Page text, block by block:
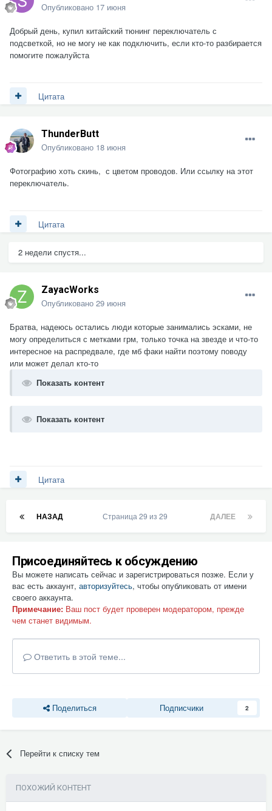
Опубликовано 17 июня
Добрый день, купил китайский тюнинг переключатель с
подсветкой, но не могу не как подключить, если кто-то разбирается
помогите пожалуйста
Цитата
ThunderButt
Опубликовано 18 июня
Фотографию хоть скинь, с цветом проводов. Или ссылку на этот
переключатель.
Цитата
2 недели спустя...
ZayacWorks
Опубликовано 29 июня
Братва, надеюсь остались люди которые занимались эсками, не
могу определиться с метками грм, только точка на звезде и что-то
интересное на распредвале, где мб факи найти поэтому поводу
или может делал кто-то
Показать контент
Показать контент
Цитата
НАЗАД ДАЛЕЕ
Страница 29 из 29
Присоединяйтесь к обсуждению
Вы можете написать сейчас и зарегистрироваться позже. Если у
вас есть аккаунт, авторизуйтесь, чтобы опубликовать от имени
своего аккаунта.
Примечание: Ваш пост будет проверен модератором, прежде
чем станет видимым.
Ответить в этой теме...
Поделиться Подписчики 2
Перейти к списку тем
ПОХОЖИЙ КОНТЕНТ